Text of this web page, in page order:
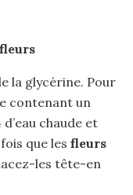
fleurs
la glycérine. Pour
contenant un
chaude et
que les fleurs
les tête-en